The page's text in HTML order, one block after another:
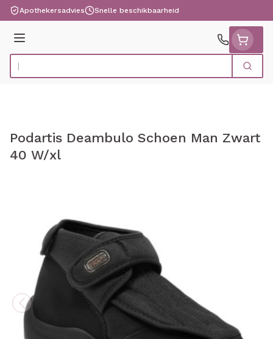
Ga naar de inhoud
Apothekersadvies Snelle beschikbaarheid
Menu
Product, merk, categorie... Zoek
Podartis Deambulo Schoen Man Zwart
40 W/xl